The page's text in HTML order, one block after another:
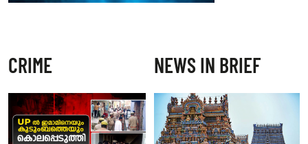
CRIME NEWS IN BRIEF